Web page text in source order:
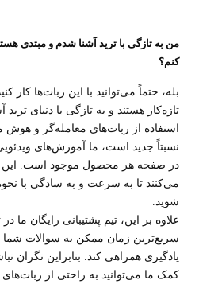
من به تازگی با ترید آشنا شدم و مبتدی
کنم؟
بله، حتماً می‌توانید با این ربات‌ها کار
تازه‌کار هستند و به تازگی با دنیای ترید
استفاده از ربات‌های معامله‌گر و
نسبتاً جدید است، ما آموزش‌های
در صفحه هر محصول موجود است.
می‌کنند تا به سرعت و به سادگی با نحوه
شوید.
علاوه بر این، تیم پشتیبانی رایگان ما
سریع‌ترین زمان ممکن به سوالات شما
یادگیری همراهی کند. بنابراین نگران
کمک ما می‌توانید به راحتی از ربات‌های